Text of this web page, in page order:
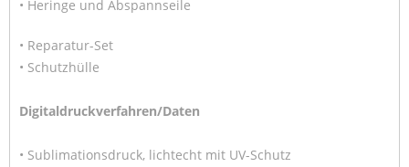
• Heringe und Abspannseile
• Reparatur-Set
• Schutzhülle
Digitaldruckverfahren/Daten
• Sublimationsdruck, lichtecht mit UV-Schutz